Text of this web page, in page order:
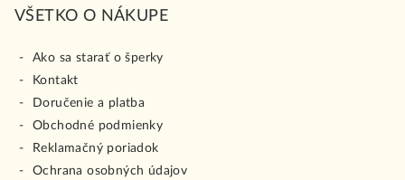
VŠETKO O NÁKUPE
Ako sa starať o šperky
Kontakt
Doručenie a platba
Obchodné podmienky
Reklamačný poriadok
Ochrana osobných údajov